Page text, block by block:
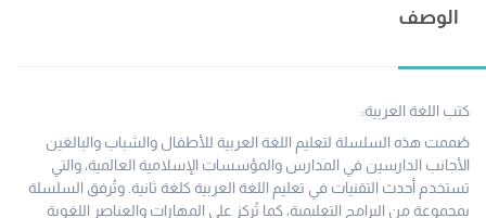
الوصف
كتب اللغة العربية:
صُممت هذه السلسلة لتعليم اللغة العربية للأطفال والشباب والبالغين
الأجانب الدارسين في المدارس والمؤسسات الإسلامية العالمية، والتي
تستخدم أحدث التقنيات في تعليم اللغة العربية كلغة ثانية. وتُرفق السلسلة
بمجموعة من البرامج التعليمية، كما تُركز على المهارات والعناصر اللغوية